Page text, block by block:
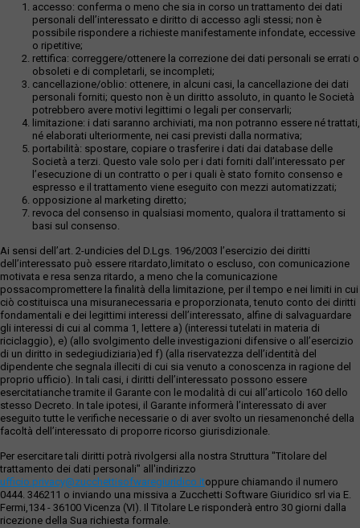
accesso: conferma o meno che sia in corso un trattamento dei dati
personali dell’interessato e diritto di accesso agli stessi; non è
possibile rispondere a richieste manifestamente infondate, eccessive
o ripetitive;
rettifica: correggere/ottenere la correzione dei dati personali se errati o
obsoleti e di completarli, se incompleti;
cancellazione/oblio: ottenere, in alcuni casi, la cancellazione dei dati
personali forniti; questo non è un diritto assoluto, in quanto le Società
potrebbero avere motivi legittimi o legali per conservarli;
limitazione: i dati saranno archiviati, ma non potranno essere né trattati,
né elaborati ulteriormente, nei casi previsti dalla normativa;
portabilità: spostare, copiare o trasferire i dati dai database delle
Società a terzi. Questo vale solo per i dati forniti dall’interessato per
l’esecuzione di un contratto o per i quali è stato fornito consenso e
espresso e il trattamento viene eseguito con mezzi automatizzati;
opposizione al marketing diretto;
revoca del consenso in qualsiasi momento, qualora il trattamento si
basi sul consenso.
Ai sensi dell’art. 2-undicies del D.Lgs. 196/2003 l’esercizio dei diritti
dell’interessato può essere ritardato,limitato o escluso, con comunicazione
motivata e resa senza ritardo, a meno che la comunicazione
possacompromettere la finalità della limitazione, per il tempo e nei limiti in cui
ciò costituisca una misuranecessaria e proporzionata, tenuto conto dei diritti
fondamentali e dei legittimi interessi dell’interessato, alfine di salvaguardare
gli interessi di cui al comma 1, lettere a) (interessi tutelati in materia di
riciclaggio), e) (allo svolgimento delle investigazioni difensive o all’esercizio
di un diritto in sedegiudiziaria)ed f) (alla riservatezza dell’identità del
dipendente che segnala illeciti di cui sia venuto a conoscenza in ragione del
proprio ufficio). In tali casi, i diritti dell’interessato possono essere
esercitatianche tramite il Garante con le modalità di cui all’articolo 160 dello
stesso Decreto. In tale ipotesi, il Garante informerà l’interessato di aver
eseguito tutte le verifiche necessarie o di aver svolto un riesamenonché della
facoltà dell’interessato di proporre ricorso giurisdizionale.
Per esercitare tali diritti potrà rivolgersi alla nostra Struttura "Titolare del
trattamento dei dati personali" all'indirizzo
ufficio.privacy@zucchettisofwaregiuridico.itoppure chiamando il numero
0444. 346211 o inviando una missiva a Zucchetti Software Giuridico srl via E.
Fermi,134 - 36100 Vicenza (VI). Il Titolare Le risponderà entro 30 giorni dalla
ricezione della Sua richiesta formale.